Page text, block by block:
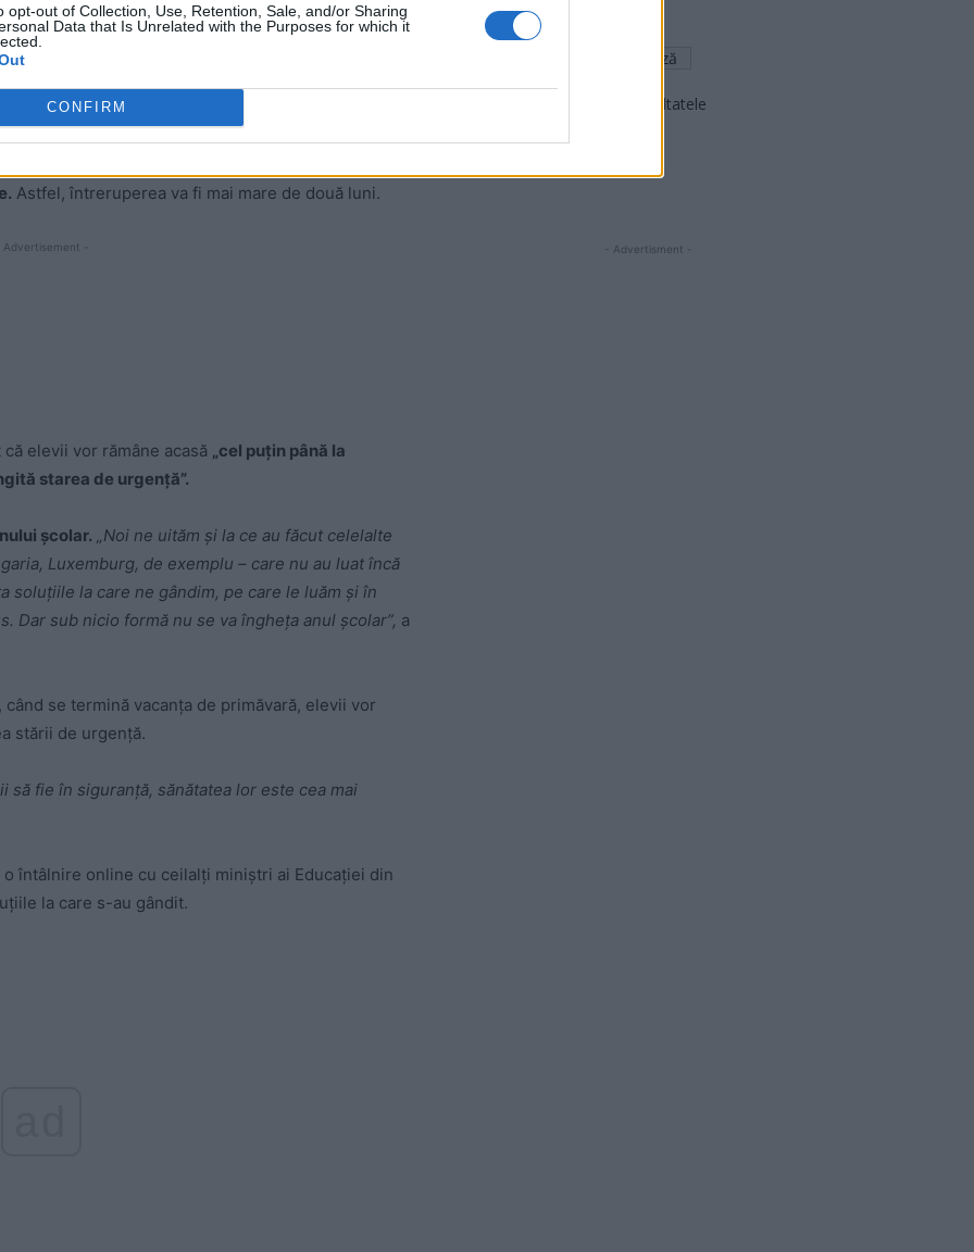
opt-out of Collection, Use, Retention, Sale, and/or Sharing
Data that Is Unrelated with the Purposes for which it
CONFIRM
școala va fi reluată
ar prelungi vacanța
Astfel, întreruperea va fi mai mare de două luni.
Advertisement -
elevii vor rămâne acasă „cel puțin până la
starea de urgență”.
școlar. „Noi ne uităm și la ce au făcut celelalte
Luxemburg, de exemplu – care nu au luat încă
soluțiile la care ne gândim, pe care le luăm și în
Dar sub nicio formă nu se va îngheța anul școlar”, a
se termină vacanța de primăvară, elevii vor
stării de urgență.
fie în siguranță, sănătatea lor este cea mai
o întâlnire online cu ceilalți miniștri ai Educației din
la care s-au gândit.
Altul
Arată rezultatele
- Advertisment -